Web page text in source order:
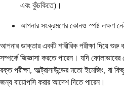
এবং কুঁচকিতে)।
আপনার সংক্রমণের কোনও স্পষ্ট লক্ষণ
আপনার ডাক্তার একটি শারীরিক পরীক্ষা দিয়ে
সম্পর্কে জিজ্ঞাসা করতে পারেন। যদি ফোলাভাবের
রক্ত ​​পরীক্ষা, আল্ট্রাসাউন্ডের মতো ইমেজিং, বা
জন্য বায়োপসি করার আদেশ দিতে পারেন।